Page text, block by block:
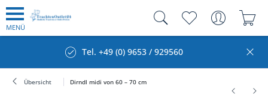
MENÜ
Tel. +49 (0) 9653 / 929560
Übersicht Dirndl midi von 60 – 70 cm